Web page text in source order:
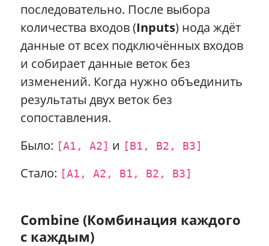
последовательно. После выбора
количества входов (Inputs) нода ждёт
данные от всех подключённых входов
и собирает данные веток без
изменений. Когда нужно объединить
результаты двух веток без
сопоставления.
Было: [A1, A2] и [B1, B2, B3]
Стало: [A1, A2, B1, B2, B3]
Combine (Комбинация каждого
с каждым)